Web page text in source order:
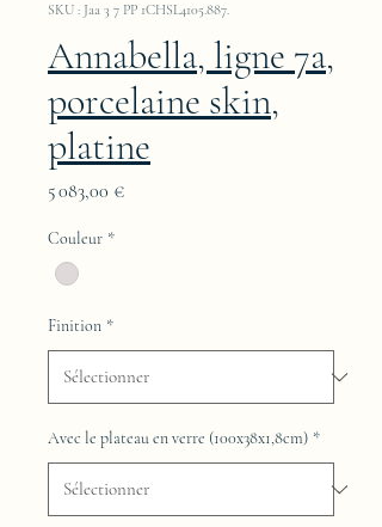
SKU : Jaa 3 7 PP 1CHSL4105.887.
Annabella, ligne 7a,
porcelaine skin,
platine
5 083,00 €Prix
Couleur *
Finition *
Avec le plateau en verre (100x38x1,8cm) *